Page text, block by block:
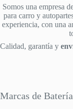
Somos una empresa
para carro y
experiencia, con una
Calidad, garantía y
Marcas de